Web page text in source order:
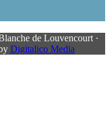
de Louvencourt ·
Digitalico Media